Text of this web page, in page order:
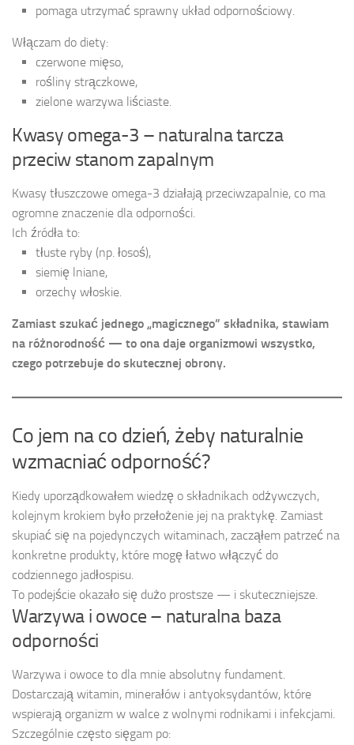
pomaga utrzymać sprawny układ odpornościowy.
Włączam do diety:
czerwone mięso,
rośliny strączkowe,
zielone warzywa liściaste.
Kwasy omega-3 – naturalna tarcza
przeciw stanom zapalnym
Kwasy tłuszczowe omega-3 działają przeciwzapalnie, co ma
ogromne znaczenie dla odporności.
Ich źródła to:
tłuste ryby (np. łosoś),
siemię lniane,
orzechy włoskie.
Zamiast szukać jednego „magicznego” składnika, stawiam
na różnorodność — to ona daje organizmowi wszystko,
czego potrzebuje do skutecznej obrony.
Co jem na co dzień, żeby naturalnie
wzmacniać odporność?
Kiedy uporządkowałem wiedzę o składnikach odżywczych,
kolejnym krokiem było przełożenie jej na praktykę. Zamiast
skupiać się na pojedynczych witaminach, zacząłem patrzeć na
konkretne produkty, które mogę łatwo włączyć do
codziennego jadłospisu.
To podejście okazało się dużo prostsze — i skuteczniejsze.
Warzywa i owoce – naturalna baza
odporności
Warzywa i owoce to dla mnie absolutny fundament.
Dostarczają witamin, minerałów i antyoksydantów, które
wspierają organizm w walce z wolnymi rodnikami i infekcjami.
Szczególnie często sięgam po: